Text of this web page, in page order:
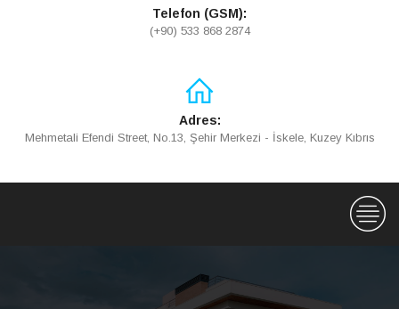
Telefon (GSM):
(+90) 533 868 2874
Adres:
Mehmetali Efendi Street, No.13, Şehir Merkezi - İskele, Kuzey Kıbrıs